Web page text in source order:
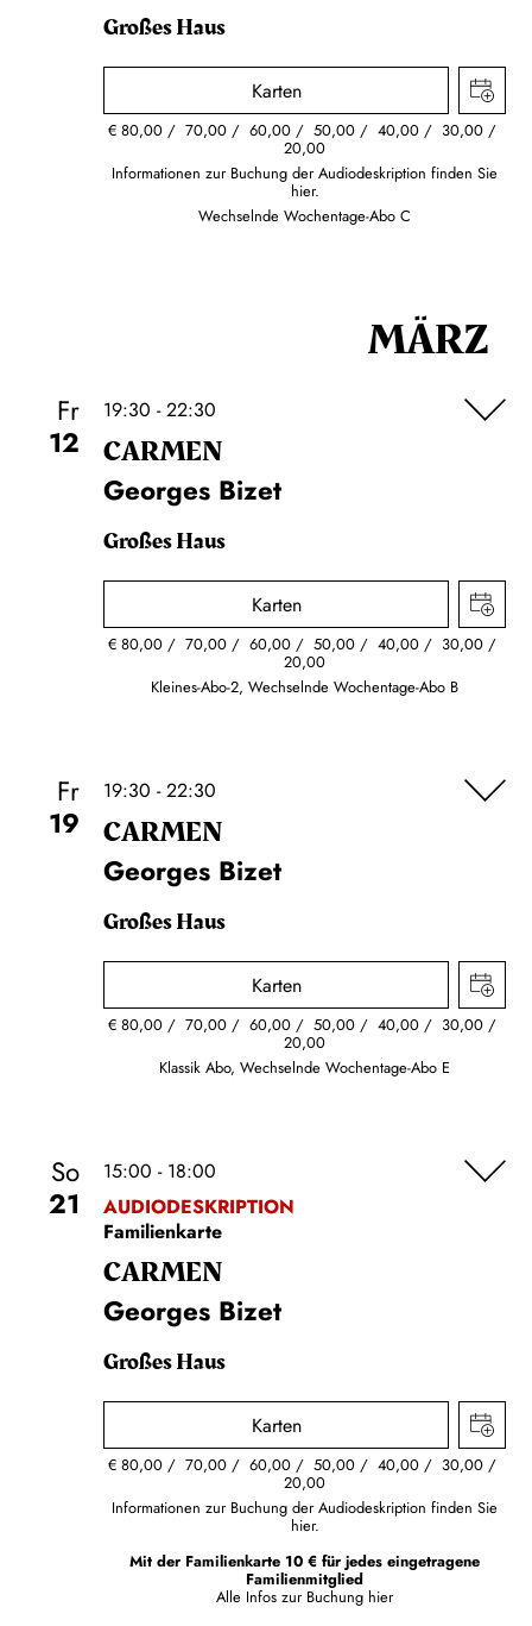
Großes Haus
Karten
€80,00 70,00 60,00 50,00 40,00 30,00
20,00
Informationen zur Buchung der Audiodeskription finden Sie
hier.
Wechselnde Wochentage-Abo C
MÄRZ
Fr
12
19:30 - 22:30
CARMEN
Georges Bizet
Großes Haus
Karten
€80,00 70,00 60,00 50,00 40,00 30,00
20,00
Kleines-Abo-2, Wechselnde Wochentage-Abo B
Fr
19
19:30 - 22:30
CARMEN
Georges Bizet
Großes Haus
Karten
€80,00 70,00 60,00 50,00 40,00 30,00
20,00
Klassik Abo, Wechselnde Wochentage-Abo E
So
21
15:00 - 18:00
AUDIODESKRIPTION
Familienkarte
CARMEN
Georges Bizet
Großes Haus
Karten
€80,00 70,00 60,00 50,00 40,00 30,00
20,00
Informationen zur Buchung der Audiodeskription finden Sie
hier.
Mit der Familienkarte 10 € für jedes eingetragene
Familienmitglied
Alle Infos zur Buchung hier